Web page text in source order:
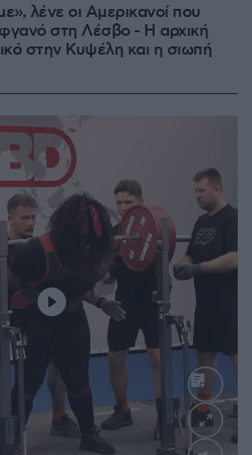
λένε οι Αμερικανοί που
στη Λέσβο - Η αρχική
στην Κυψέλη και η σιωπή